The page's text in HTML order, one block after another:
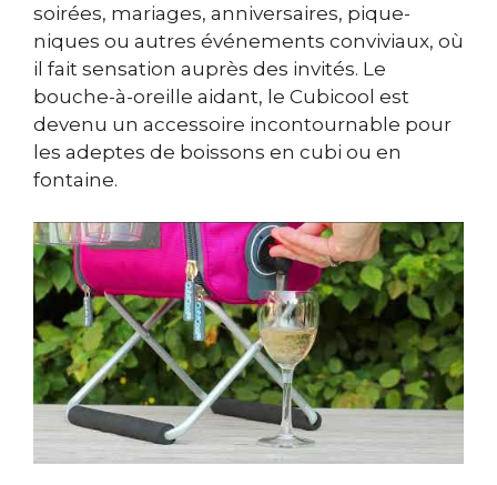
soirées, mariages, anniversaires, pique-
niques ou autres événements conviviaux, où
il fait sensation auprès des invités. Le
bouche-à-oreille aidant, le Cubicool est
devenu un accessoire incontournable pour
les adeptes de boissons en cubi ou en
fontaine.